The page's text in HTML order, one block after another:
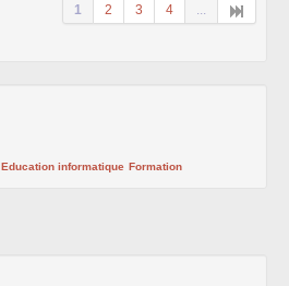
1 2 3 4
Education informatique Formation